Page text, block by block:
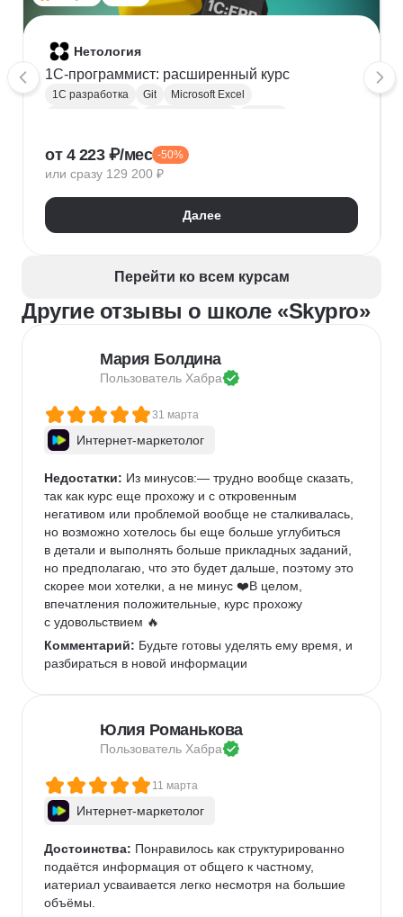
Нетология
1C-программист: расширенный курс
1С разработка Git
Microsoft Excel
Конфигурирование 1С
от 4 223 ₽/мес -50%
или сразу 129 200 ₽
Далее
Перейти ко всем курсам
Другие отзывы о школе «Skypro»
Мария Болдина
Пользователь Хабра
31 марта
Интернет-маркетолог
Недостатки: Из минусов:— трудно вообще сказать,
так как курс еще прохожу и с откровенным
негативом или проблемой вообще не сталкивалась,
но возможно хотелось бы еще больше углубиться
в детали и выполнять больше прикладных заданий,
но предполагаю, что это будет дальше, поэтому это
скорее мои хотелки, а не минус ❤️В целом,
впечатления положительные, курс прохожу
с удовольствием 🔥
Комментарий: Будьте готовы уделять ему время, и
разбираться в новой информации
Юлия Романькова
Пользователь Хабра
11 марта
Интернет-маркетолог
Достоинства: Понравилось как структурированно
подаётся информация от общего к частному,
иатериал усваивается легко несмотря на большие
объёмы.